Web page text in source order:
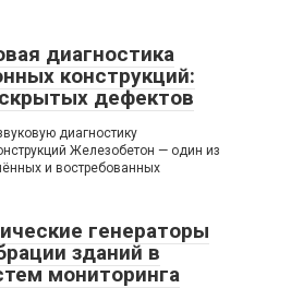
диагностика
конструкций:
дефектов
диагностику
Железобетон — один из
и востребованных
генераторы
зданий в
мониторинга